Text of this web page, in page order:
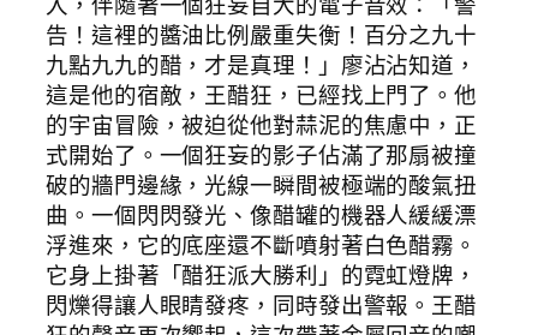
告！這裡的醬油比例嚴重失衡！百分之九十
九點九九的醋，才是真理！」廖沾沾知道，
這是他的宿敵，王醋狂，已經找上門了。他
的宇宙冒險，被迫從他對蒜泥的焦慮中，正
式開始了。一個狂妄的影子佔滿了那扇被撞
破的牆門邊緣，光線一瞬間被極端的酸氣扭
曲。一個閃閃發光、像醋罐的機器人緩緩漂
浮進來，它的底座還不斷噴射著白色醋霧。
它身上掛著「醋狂派大勝利」的霓虹燈牌，
閃爍得讓人眼睛發疼，同時發出警報。王醋